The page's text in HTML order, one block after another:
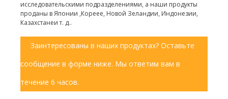
исследовательскими подразделениями, а наши продукты
проданы в Японии ,Кореее, Новой Зеландии, Индонезии,
Казахстанеи т. д..
Заинтересованы в наших продуктах? Оставьте
сообщение в форме ниже. Мы ответим вам в
течение 6 часов.